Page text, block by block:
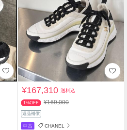
¥167,310送料込
1%OFF ¥169,000
返品補償
中古 CHANEL